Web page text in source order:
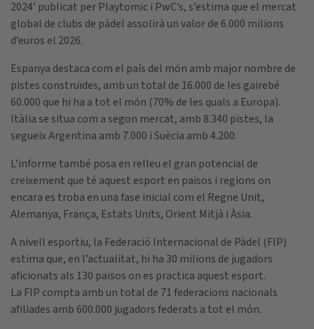
2024’ publicat per Playtomic i PwC’s, s’estima que el mercat
global de clubs de pàdel assolirà un valor de 6.000 milions
d’euros el 2026.
Espanya destaca com el país del món amb major nombre de
pistes construïdes, amb un total de 16.000 de les gairebé
60.000 que hi ha a tot el món (70% de les quals a Europa).
Itàlia se situa com a segon mercat, amb 8.340 pistes, la
segueix Argentina amb 7.000 i Suècia amb 4.200.
L’informe també posa en relleu el gran potencial de
creixement que té aquest esport en països i regions on
encara es troba en una fase inicial com el Regne Unit,
Alemanya, França, Estats Units, Orient Mitjà i Àsia.
A nivell esportiu, la Federació Internacional de Pàdel (FIP)
estima que, en l’actualitat, hi ha 30 milions de jugadors
aficionats als 130 països on es practica aquest esport.
La FIP compta amb un total de 71 federacions nacionals
afiliades amb 600.000 jugadors federats a tot el món.